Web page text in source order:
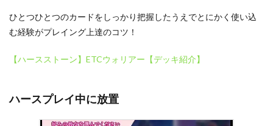
ひとつひとつのカードをしっかり把握したうえでとにかく使い込
む経験がプレイング上達のコツ！
【ハースストーン】ETCウォリアー【デッキ紹介】
ハースプレイ中に放置